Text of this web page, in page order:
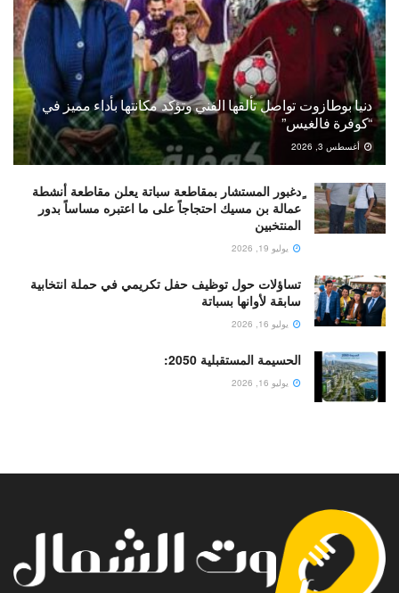
دنيا بوطازوت تواصل تألقها الفني وتؤكد مكانتها بأداء مميز في
“كوفرة فالغيس”
أغسطس 3, 2026
ٍدغبور المستشار بمقاطعة سباتة يعلن مقاطعة أنشطة
عمالة بن مسيك احتجاجاً على ما اعتبره مساساً بدور
المنتخبين
يوليو 19, 2026
تساؤلات حول توظيف حفل تكريمي في حملة انتخابية
سابقة لأوانها بسباتة
يوليو 16, 2026
الحسيمة المستقبلية 2050:
يوليو 16, 2026